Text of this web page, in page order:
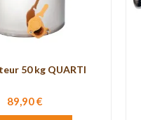
50 kg QUARTI
89,90 €